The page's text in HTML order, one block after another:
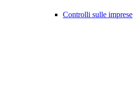
Controlli sulle imprese